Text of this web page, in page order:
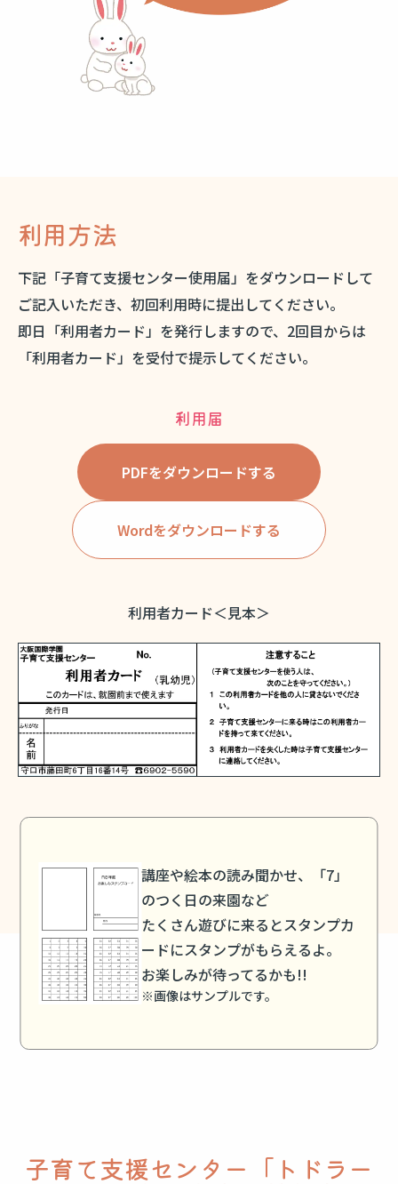
利用方法
下記「子育て支援センター使用届」をダウンロードして
ご記入いただき、初回利用時に提出してください。
即日「利用者カード」を発行しますので、2回目からは
「利用者カード」を受付で提示してください。
利用届
PDFをダウンロードする
Wordをダウンロードする
利用者カード＜見本＞
講座や絵本の読み聞かせ、「7」
のつく日の来園など
たくさん遊びに来るとスタンプカ
ードにスタンプがもらえるよ。
お楽しみが待ってるかも!!
※画像はサンプルです。
子育て支援センター 「トドラー